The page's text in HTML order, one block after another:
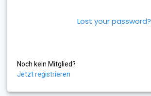
Lost your password?
Noch kein Mitglied?
Jetzt registrieren